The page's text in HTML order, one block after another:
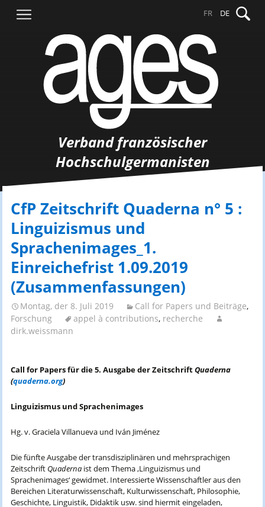
Inhalt
nach:
FR DE
Verband französischer
Hochschulgermanisten
CfP Zeitschrift Quaderna n° 5 :
Linguizismus und
Sprachenimages_1.
Einreichefrist 1.09.2019
(Zusammenfassungen)
Montag, der 8. Juli 2019 Call for Papers und Beiträge,
Forschung
appel à contributions, recherche
dirk.weissmann
Call for Papers für die 5. Ausgabe der ZeitschriftQuaderna
(quaderna.org)
Linguizismus und Sprachenimages
Hg. v. Graciela Villanueva und Iván Jiménez
Die fünfte Ausgabe der transdisziplinären und mehrsprachigen
Zeitschrift Quaderna ist dem Thema ‚Linguizismus und
Sprachenimages‘ gewidmet. Interessierte Wissenschaftler aus den
Bereichen Literaturwissenschaft, Kulturwissenschaft, Philosophie,
Geschichte, Linguistik, Didaktik usw. sind hiermit eingeladen,